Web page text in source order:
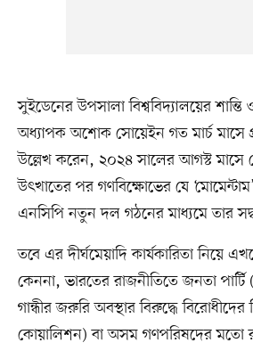
সুইডেনের উপসালা বিশ্ববিদ্যালয়ের
অধ্যাপক অশোক সোয়েইন গত মার্চ মাসে
উল্লেখ করেন, ২০২৪ সালের আগস্ট মাসে
উৎখাতের পর গণবিক্ষোভের যে
এনসিপি নতুন দল গঠনের মাধ্যমে তার
তবে এর দীর্ঘমেয়াদি কার্যকারিতা নিয়ে
কেননা, ভারতের রাজনীতিতে জনতা পার্টি
গান্ধীর জরুরি অবস্থার বিরুদ্ধে
কোয়ালিশন) বা অসম গণপরিষদের